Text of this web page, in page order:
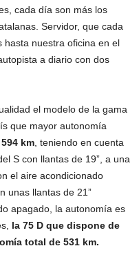
cada día son más los
Servidor, que cada
hasta nuestra oficina en el
a diario con dos
el modelo de la gama
que mayor autonomía
km, teniendo en cuenta
S con llantas de 19”, a una
el aire acondicionado
unas llantas de 21”
apagado, la autonomía es
la 75 D que dispone de
total de 531 km.